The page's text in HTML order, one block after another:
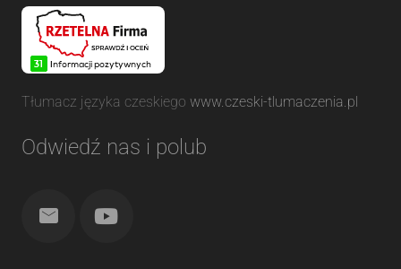
Tłumacz języka czeskiego www.czeski-tlumaczenia.pl
Odwiedź nas i polub